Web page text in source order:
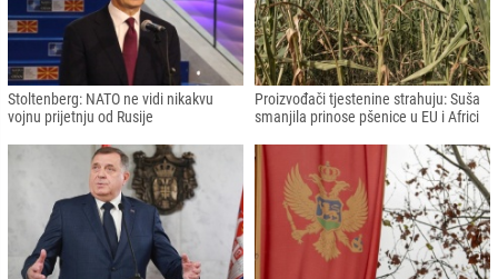
Stoltenberg: NATO ne vidi nikakvu
vojnu prijetnju od Rusije
Proizvođači tjestenine strahuju: Suša
smanjila prinose pšenice u EU i Africi